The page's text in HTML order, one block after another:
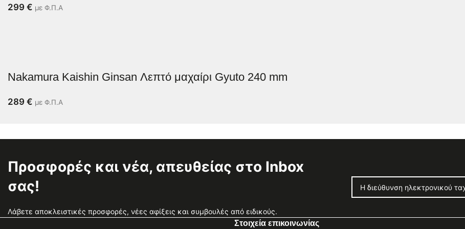
299 € με Φ.Π.Α
Nakamura Kaishin Ginsan Λεπτό μαχαίρι Gyuto 240 mm
289 € με Φ.Π.Α
Προσφορές και νέα, απευθείας στο Inbox
σας!
Λάβετε αποκλειστικές προσφορές, νέες αφίξεις και συμβουλές από ειδικούς.
Στοιχεία επικοινωνίας